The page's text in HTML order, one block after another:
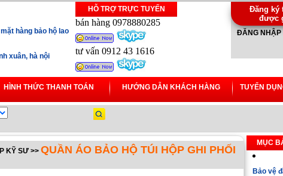
hàng bảo hộ lao
xuân, hà nội
HỖ TRỢ TRỰC TUYẾN
bán hàng 0978880285
tư vấn 0912 43 1616
Đăng ký
được
ĐĂNG NHẬP
HÌNH THỨC THANH TOÁN HƯỚNG DẪN KHÁCH HÀNG TUYỂN
KỸ SƯ >> QUẦN ÁO BẢO HỘ TÚI HỘP GHI PHỐI
MỤC
Bảo vệ